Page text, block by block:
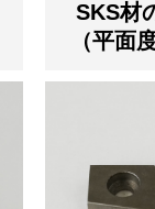
SKS材
（平面